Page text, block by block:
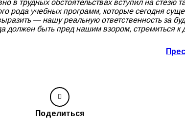
в трудных обстоятельствах вступил на
рода учебных программ, которые сегодня
— нашу реальную ответственность за
должен быть пред нашим взором, стремиться
Поделиться